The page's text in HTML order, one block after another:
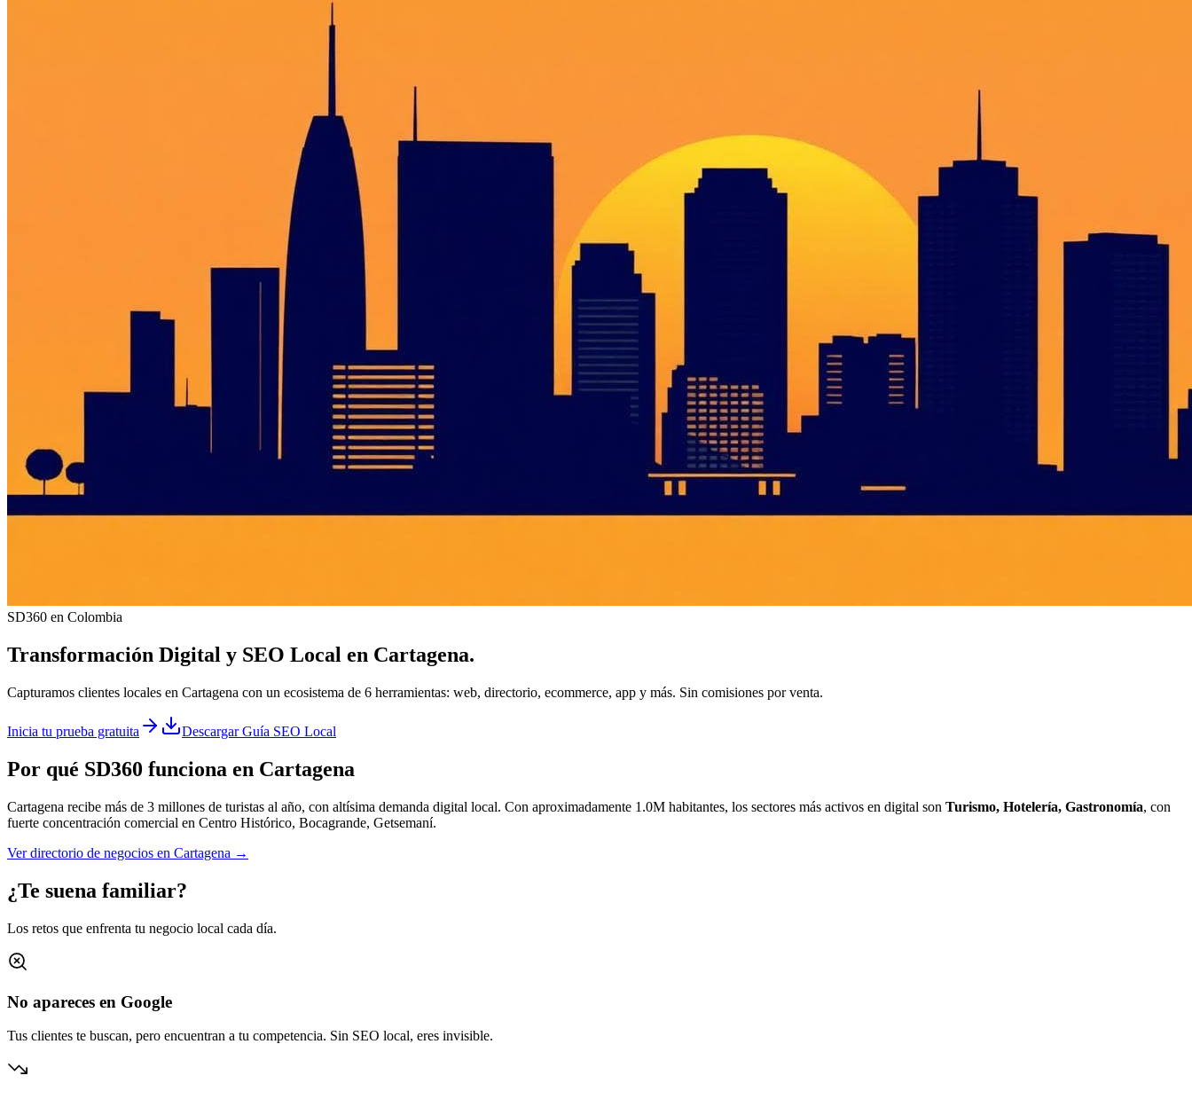
SD360 en Colombia
Transformación Digital y SEO Local en Cartagena.
Capturamos clientes locales en Cartagena con un ecosistema de 6 herramientas: web, directorio, ecommerce, app y más. Sin comisiones por venta.
Inicia tu prueba gratuita Descargar Guía SEO Local
Por qué SD360 funciona en Cartagena
Cartagena recibe más de 3 millones de turistas al año, con altísima demanda digital local. Con aproximadamente 1.0M habitantes, los sectores más activos en digital son Turismo, Hotelería, Gastronomía, con
fuerte concentración comercial en Centro Histórico, Bocagrande, Getsemaní.
Ver directorio de negocios en Cartagena →
¿Te suena familiar?
Los retos que enfrenta tu negocio local cada día.
No apareces en Google
Tus clientes te buscan, pero encuentran a tu competencia. Sin SEO local, eres invisible.